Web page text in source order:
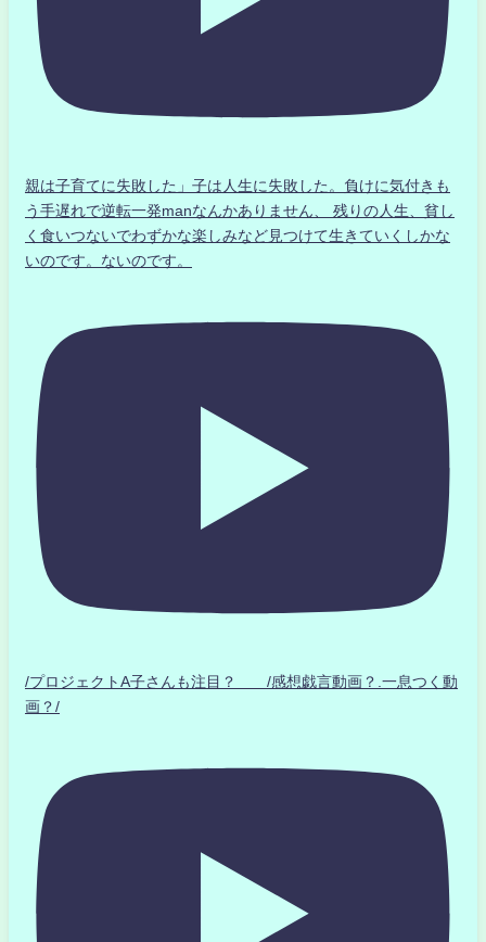
親は子育てに失敗した」子は人生に失敗した。負けに気付きも
う手遅れで逆転一発manなんかありません、 残りの人生、貧し
く食いつないでわずかな楽しみなど見つけて生きていくしかな
いのです。ないのです。
/プロジェクトA子さんも注目？ /感想戯言動画？.一息つく動
画？/